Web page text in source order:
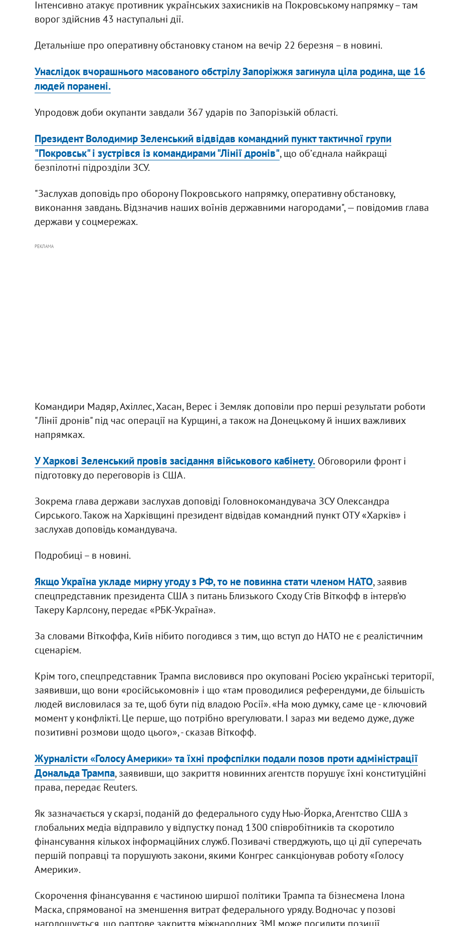
Інтенсивно атакує противник українських захисників на Покровському напрямку – там
ворог здійснив 43 наступальні дії.
Детальніше про оперативну обстановку станом на вечір 22 березня – в новині.
Унаслідок вчорашнього масованого обстрілу Запоріжжя загинула ціла родина, ще 16
людей поранені.
Упродовж доби окупанти завдали 367 ударів по Запорізькій області.
Президент Володимир Зеленський відвідав командний пункт тактичної групи
"Покровськ" і зустрівся із командирами "Лінії дронів", що обʼєднала найкращі
безпілотні підрозділи ЗСУ.
"Заслухав доповідь про оборону Покровського напрямку, оперативну обстановку,
виконання завдань. Відзначив наших воїнів державними нагородами", — повідомив глава
держави у соцмережах.
РЕКЛАМА
Командири Мадяр, Ахіллес, Хасан, Верес і Земляк доповіли про перші результати роботи
"Лінії дронів" під час операції на Курщині, а також на Донецькому й інших важливих
напрямках.
У Харкові Зеленський провів засідання військового кабінету.Обговорили фронт і
підготовку до переговорів із США.
Зокрема глава держави заслухав доповіді Головнокомандувача ЗСУ Олександра
Сирського. Також на Харківщині президент відвідав командний пункт ОТУ «Харків» і
заслухав доповідь командувача.
Подробиці – в новині.
Якщо Україна укладе мирну угоду з РФ, то не повинна стати членом НАТО, заявив
спецпредставник президента США з питань Близького Сходу Стів Віткофф в інтерв’ю
Такеру Карлсону, передає «РБК-Україна».
За словами Віткоффа, Київ нібито погодився з тим, що вступ до НАТО не є реалістичним
сценарієм.
Крім того, спецпредставник Трампа висловився про окуповані Росією українські території,
заявивши, що вони «російськомовні» і що «там проводилися референдуми, де більшість
людей висловилася за те, щоб бути під владою Росії». «На мою думку, саме це - ключовий
момент у конфлікті. Це перше, що потрібно врегулювати. І зараз ми ведемо дуже, дуже
позитивні розмови щодо цього», - сказав Віткофф.
Журналісти «Голосу Америки» та їхні профспілки подали позов проти адміністрації
Дональда Трампа, заявивши, що закриття новинних агентств порушує їхні конституційні
права, передає Reuters.
Як зазначається у скарзі, поданій до федерального суду Нью-Йорка, Агентство США з
глобальних медіа відправило у відпустку понад 1300 співробітників та скоротило
фінансування кількох інформаційних служб. Позивачі стверджують, що ці дії суперечать
першій поправці та порушують закони, якими Конгрес санкціонував роботу «Голосу
Америки».
Скорочення фінансування є частиною ширшої політики Трампа та бізнесмена Ілона
Маска, спрямованої на зменшення витрат федерального уряду. Водночас у позові